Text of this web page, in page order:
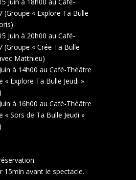
(Groupe « Explore Ta Bulle
Juin à 20h00 au Café-
(Groupe « Crée Ta Bulle
Matthieu)
à 14h00 au Café-Théâtre
« Explore Ta Bulle Jeudi »
à 16h00 au Café-Théâtre
« Sors de Ta Bulle Jeudi »
15min avant le spectacle.